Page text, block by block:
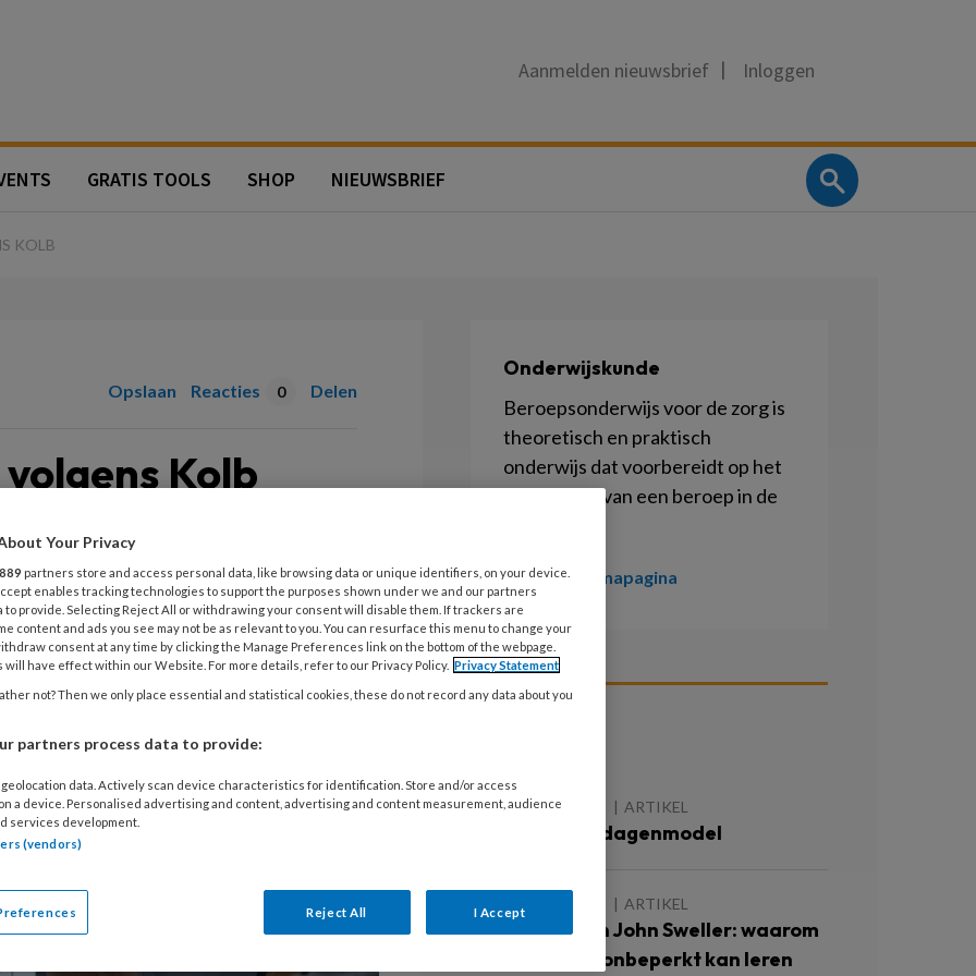
Aanmelden nieuwsbrief Inloggen
GRATIS TOOLS SHOP NIEUWSBRIEF
KOLB
Opslaan Reacties 0 Delen
Kolb
Ontdek hoe de leercyclus
effectiever maakt.
Onderwijskunde
Beroepsonderwijs voor de zorg is
theoretisch en praktisch
onderwijs dat voorbereidt op het
uitoefenen van een beroep in de
Naar de themapagina
7 AUGUSTUS 2026 ARTIKEL
Het 5-gelijke-dagenmodel
ARTIKEL
De theorie van John Sweller: waarom
ons brein niet onbeperkt kan leren
Your Privacy
889 partners store and access personal data, like browsing data or unique identifiers, on your device.
enables tracking technologies to support the purposes shown under we and our partners
to provide. Selecting Reject All or withdrawing your consent will disable them. If trackers are
content and ads you see may not be as relevant to you. You can resurface this menu to change your
consent at any time by clicking the Manage Preferences link on the bottom of the webpage.
will have effect within our Website. For more details, refer to our Privacy Policy. Privacy Statement
not? Then we only place essential and statistical cookies, these do not record any data about you
partners process data to provide:
data. Actively scan device characteristics for identification. Store and/or access
a device. Personalised advertising and content, advertising and content measurement, audience
services development.
(vendors)
Reject All I Accept